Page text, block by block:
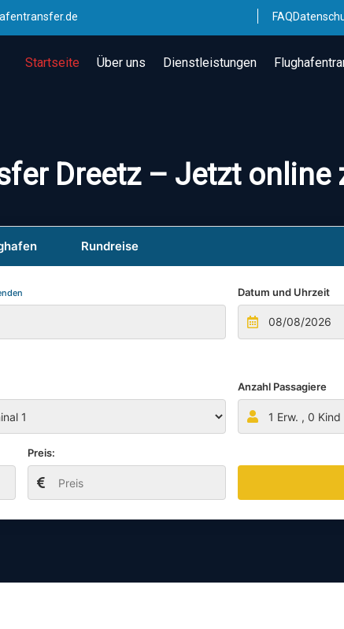
FAQ
Startseite Über uns Dienstleistungen
Dreetz – Jetzt
Rundreise
Datum und Uhrzeit
Anzahl Passagiere
1 Erw. , 0 Kind
Preis: